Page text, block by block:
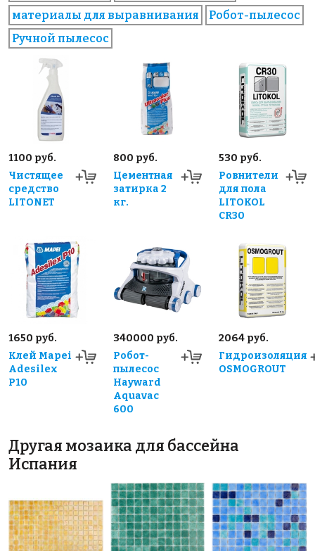
материалы для выравнивания
Робот-пылесос
Ручной пылесос
1100 руб.
Чистящее
средство
LITONET
800 руб.
Цементная
затирка 2
кг.
530 руб.
Ровнители
для пола
LITOKOL
CR30
1650 руб.
Клей Mapei
Adesilex
P10
340000 руб.
Робот-
пылесос
Hayward
Aquavac
600
2064 руб.
Гидроизоляция
OSMOGROUT
Другая мозаика для бассейна
Испания